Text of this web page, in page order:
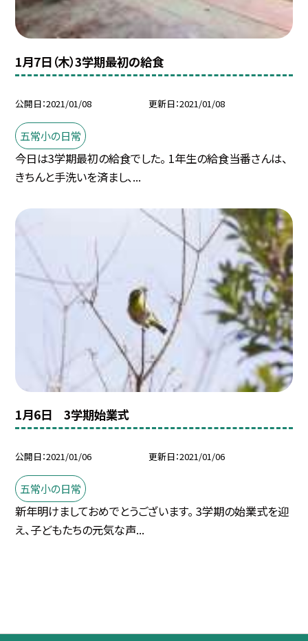
1月7日（木）3学期最初の給食
公開日 2021/01/08 更新日 2021/01/08
五常小の日常
今日は3学期最初の給食でした。 1年生の給食当番さんは、
きちんと手洗いを済まし、...
1月6日 3学期始業式
公開日 2021/01/06 更新日 2021/01/06
五常小の日常
新年明けましておめでとうございます。 3学期の始業式を迎
え、子どもたちの元気な声...